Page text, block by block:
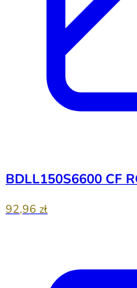
BDLL150S6600 CF
92,96 zł